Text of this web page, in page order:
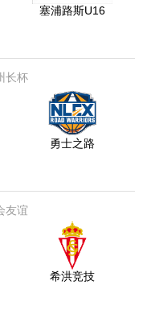
塞浦路斯U16
长杯
勇士之路
友谊
希洪竞技